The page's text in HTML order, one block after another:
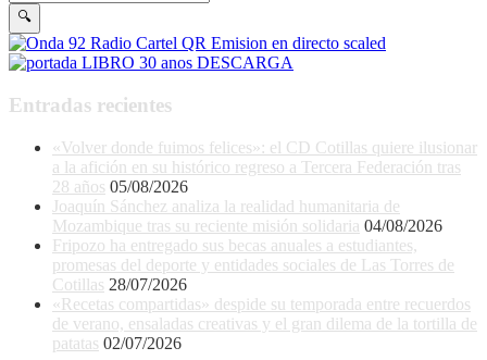
Buscar
🔍
Entradas recientes
«Volver donde fuimos felices»: el CD Cotillas quiere ilusionar
a la afición en su histórico regreso a Tercera Federación tras
28 años 05/08/2026
Joaquín Sánchez analiza la realidad humanitaria de
Mozambique tras su reciente misión solidaria 04/08/2026
Fripozo ha entregado sus becas anuales a estudiantes,
promesas del deporte y entidades sociales de Las Torres de
Cotillas 28/07/2026
«Recetas compartidas» despide su temporada entre recuerdos
de verano, ensaladas creativas y el gran dilema de la tortilla de
patatas 02/07/2026